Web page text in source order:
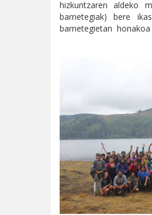
hizkuntzaren aldeko
barnetegiak) bere
barnetegietan honakoa